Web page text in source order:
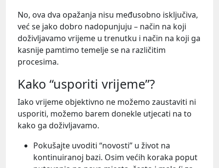
No, ova dva opažanja nisu međusobno isključiva,
već se jako dobro nadopunjuju – način na koji
doživljavamo vrijeme u trenutku i način na koji ga
kasnije pamtimo temelje se na različitim
procesima.
Kako “usporiti vrijeme”?
Iako vrijeme objektivno ne možemo zaustaviti ni
usporiti, možemo barem donekle utjecati na to
kako ga doživljavamo.
Pokušajte uvoditi “novosti” u život na
kontinuiranoj bazi. Osim većih koraka poput